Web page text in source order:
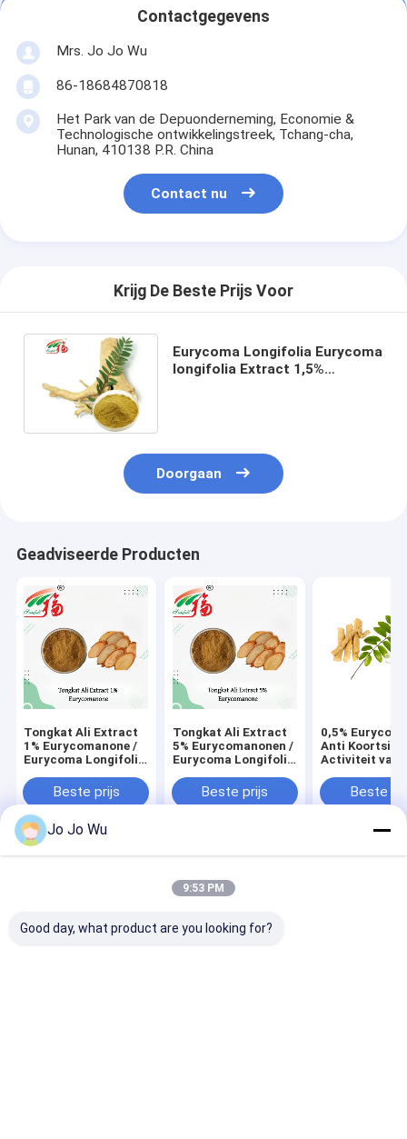
Contactgegevens
Mrs. Jo Jo Wu
86-18684870818
Het Park van de Depuonderneming, Economie &
Technologische ontwikkelingstreek, Tchang-cha,
Hunan, 410138 P.R. China
Contact nu
Krijg De Beste Prijs Voor
Eurycoma Longifolia Eurycoma
longifolia Extract 1,5%
Doorgaan
Geadviseerde Producten
Tongkat Ali Extract
1% Eurycomanone /
Eurycoma Longifolia
Beste prijs
Tongkat Ali Extract
5% Eurycomanonen /
Eurycoma Longifolia
Beste prijs
0,5%
Anti Koortsige
Activiteit van
longifolia
Extract
Beste
Thuis
Ongeveer
Contacteer
Desktop
Sitemap
Privacybeleid
2026 Hunan Sunfull Bio-Tech Co., Ltd. All Rights Reserved.
Jo Jo Wu
9:53 PM
Good day, what product are you looking for?